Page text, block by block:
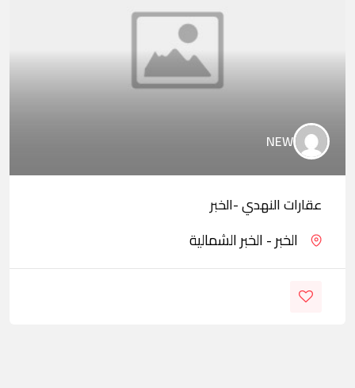
NEW
عقارات النهدي -الخبر
الخبر - الخبر الشمالية